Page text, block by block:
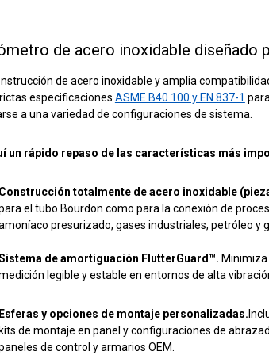
de acero inoxidable diseñado
de acero inoxidable y amplia
especificaciones ASME B40.100 y EN 837-1
a una variedad de configuraciones de sistema.
un rápido repaso de las características más
Construcción totalmente de acero inoxidable
el tubo Bourdon como para la conexión de
presurizado, gases industriales, petróleo y
de amortiguación FlutterGuard™.
legible y estable en entornos de alta
Esferas y opciones de montaje personalizadas.
kits de montaje en panel y configuraciones de
de control y armarios OEM.